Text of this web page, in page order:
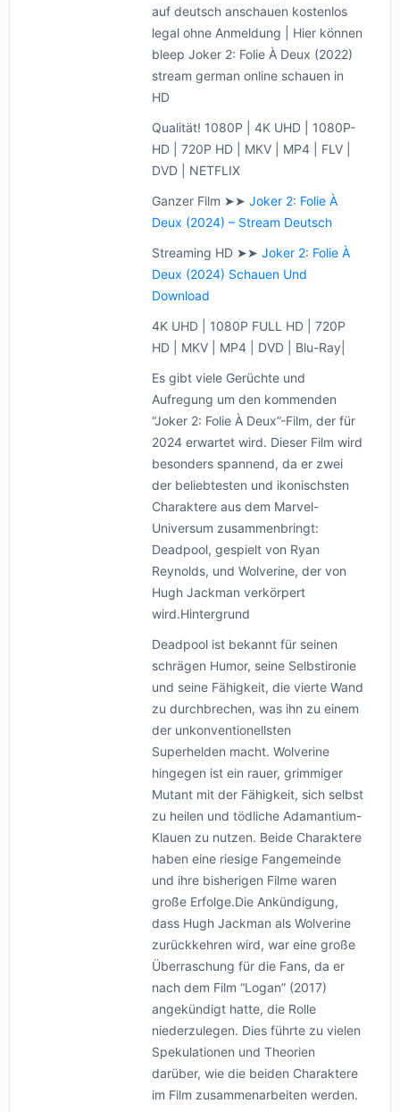
auf deutsch anschauen kostenlos
legal ohne Anmeldung | Hier können
bleep Joker 2: Folie À Deux (2022)
stream german online schauen in
HD
Qualität! 1080P | 4K UHD | 1080P-
HD | 720P HD | MKV | MP4 | FLV |
DVD | NETFLIX
Ganzer Film ➤➤ Joker 2: Folie À
Deux (2024) – Stream Deutsch
Streaming HD ➤➤ Joker 2: Folie À
Deux (2024) Schauen Und
Download
4K UHD | 1080P FULL HD | 720P
HD | MKV | MP4 | DVD | Blu-Ray|
Es gibt viele Gerüchte und
Aufregung um den kommenden
“Joker 2: Folie À Deux”-Film, der für
2024 erwartet wird. Dieser Film wird
besonders spannend, da er zwei
der beliebtesten und ikonischsten
Charaktere aus dem Marvel-
Universum zusammenbringt:
Deadpool, gespielt von Ryan
Reynolds, und Wolverine, der von
Hugh Jackman verkörpert
wird.Hintergrund
Deadpool ist bekannt für seinen
schrägen Humor, seine Selbstironie
und seine Fähigkeit, die vierte Wand
zu durchbrechen, was ihn zu einem
der unkonventionellsten
Superhelden macht. Wolverine
hingegen ist ein rauer, grimmiger
Mutant mit der Fähigkeit, sich selbst
zu heilen und tödliche Adamantium-
Klauen zu nutzen. Beide Charaktere
haben eine riesige Fangemeinde
und ihre bisherigen Filme waren
große Erfolge.Die Ankündigung,
dass Hugh Jackman als Wolverine
zurückkehren wird, war eine große
Überraschung für die Fans, da er
nach dem Film “Logan” (2017)
angekündigt hatte, die Rolle
niederzulegen. Dies führte zu vielen
Spekulationen und Theorien
darüber, wie die beiden Charaktere
im Film zusammenarbeiten werden.